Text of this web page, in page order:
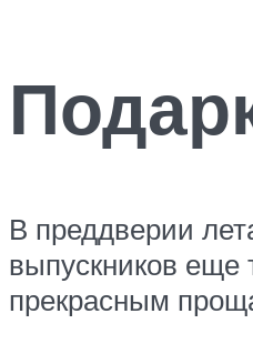
В преддверии
выпускников еще
прекрасным